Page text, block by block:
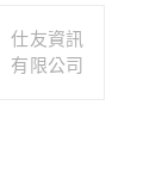
仕友資訊
有限公司